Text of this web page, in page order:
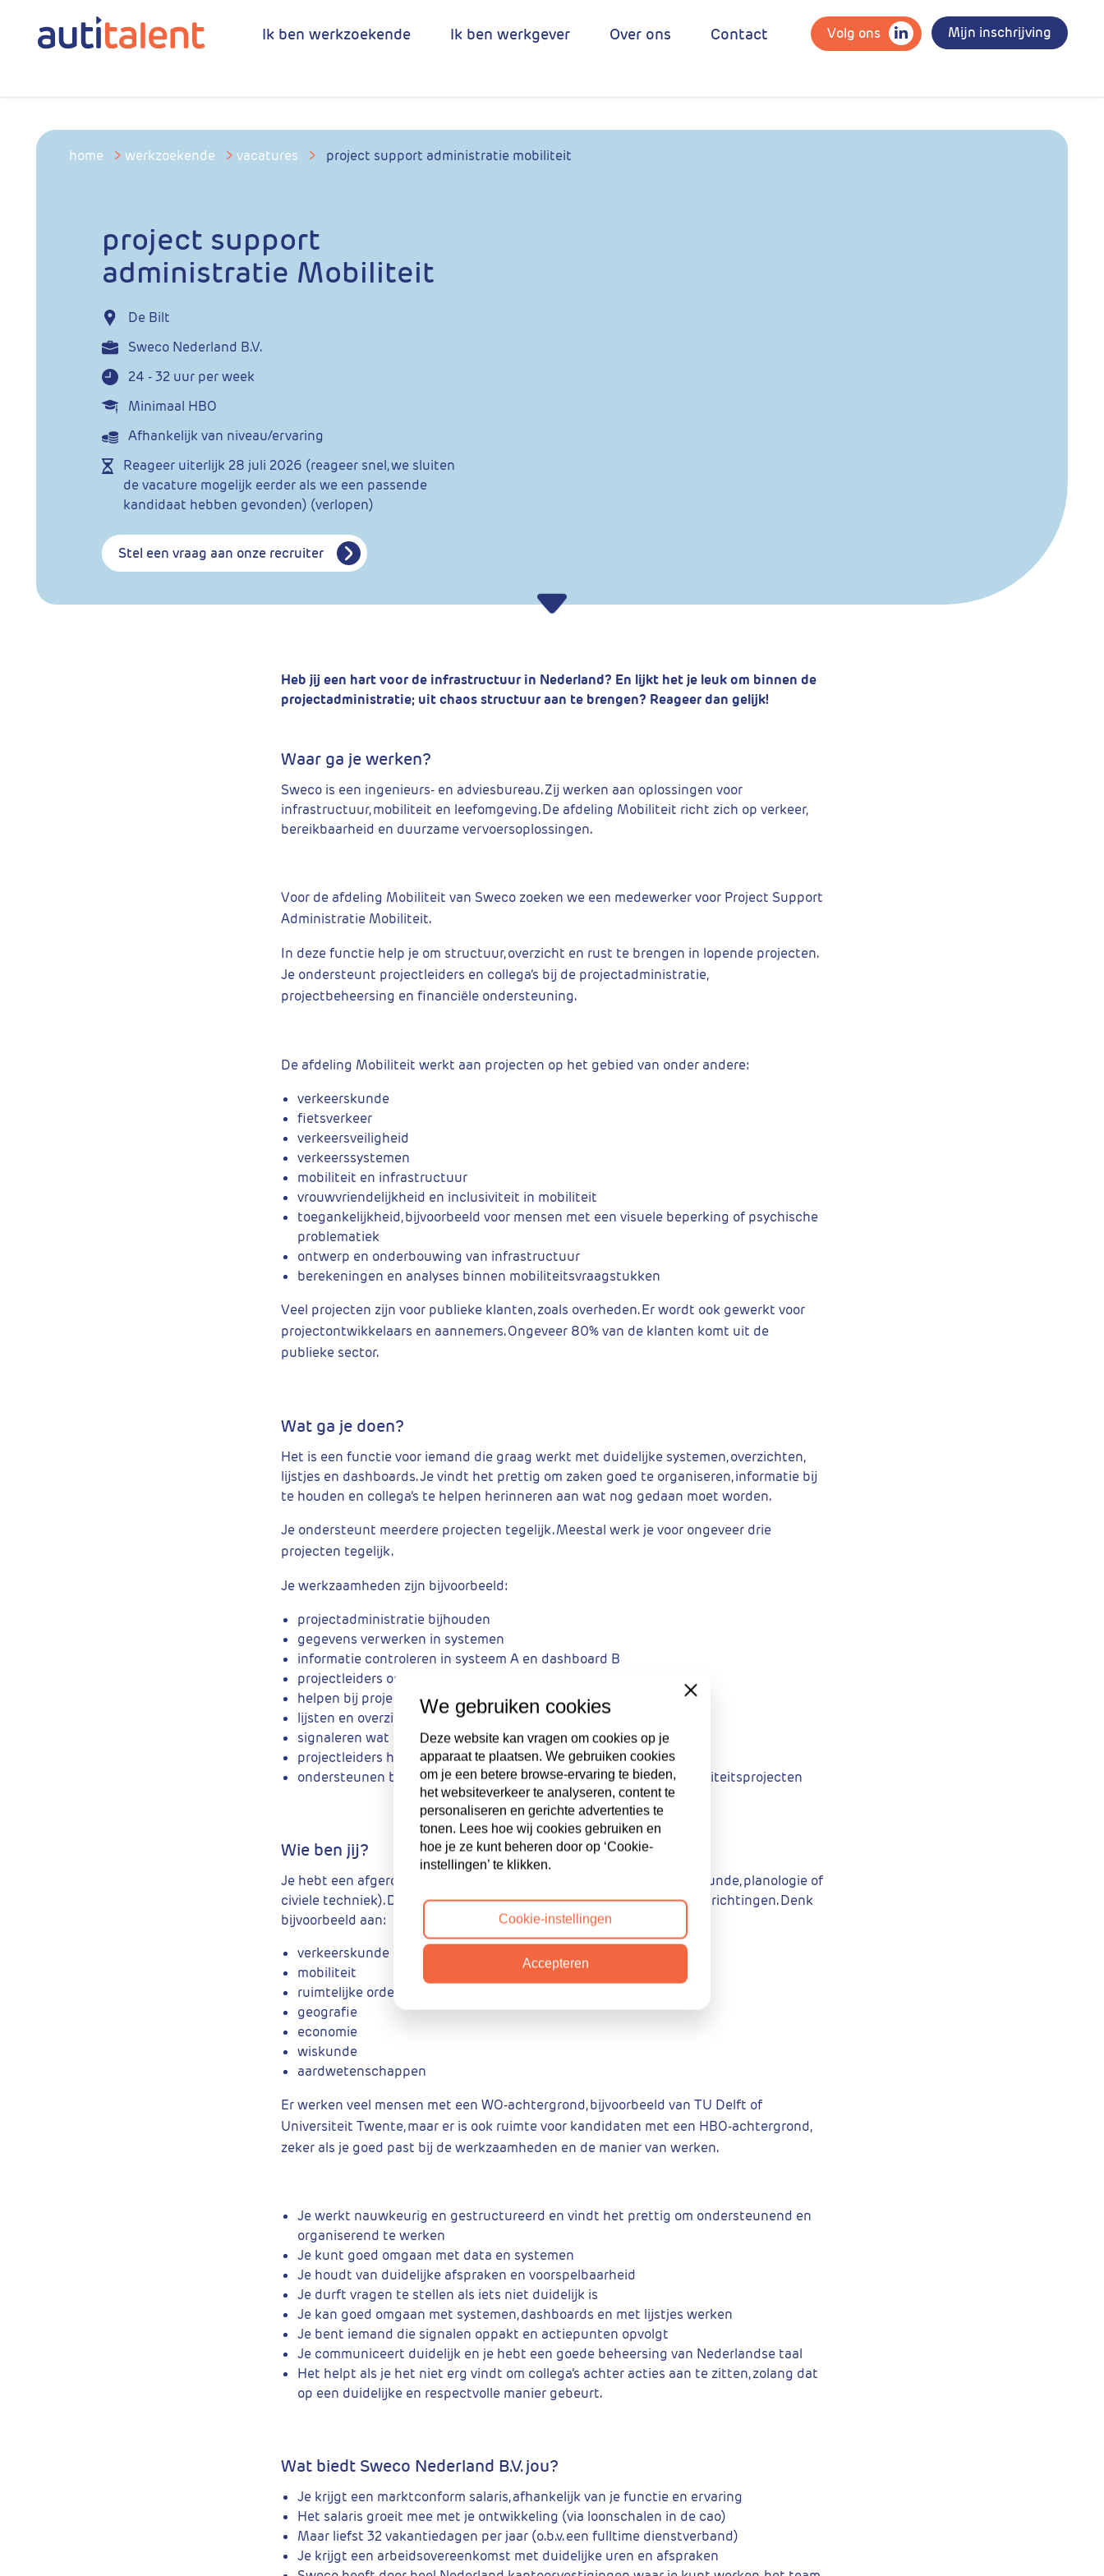
Ik ben werkzoekende Ik ben werkgever Over ons Contact Volg ons Mijn inschrijving
home > werkzoekende > vacatures > project support administratie mobiliteit
project support
administratie Mobiliteit
De Bilt
Sweco Nederland B.V.
24 - 32 uur per week
Minimaal HBO
Afhankelijk van niveau/ervaring
Reageer uiterlijk 28 juli 2026 (reageer snel, we sluiten
de vacature mogelijk eerder als we een passende
kandidaat hebben gevonden) (verlopen)
Stel een vraag aan onze recruiter
Heb jij een hart voor de infrastructuur in Nederland? En lijkt het je leuk om binnen de
projectadministratie; uit chaos structuur aan te brengen? Reageer dan gelijk!
Waar ga je werken?
Sweco is een ingenieurs- en adviesbureau. Zij werken aan oplossingen voor
infrastructuur, mobiliteit en leefomgeving. De afdeling Mobiliteit richt zich op verkeer,
bereikbaarheid en duurzame vervoersoplossingen.
Voor de afdeling Mobiliteit van Sweco zoeken we een medewerker voor Project Support
Administratie Mobiliteit.
In deze functie help je om structuur, overzicht en rust te brengen in lopende projecten.
Je ondersteunt projectleiders en collega’s bij de projectadministratie,
projectbeheersing en financiële ondersteuning.
De afdeling Mobiliteit werkt aan projecten op het gebied van onder andere:
verkeerskunde
fietsverkeer
verkeersveiligheid
verkeerssystemen
mobiliteit en infrastructuur
vrouwvriendelijkheid en inclusiviteit in mobiliteit
toegankelijkheid, bijvoorbeeld voor mensen met een visuele beperking of psychische
problematiek
ontwerp en onderbouwing van infrastructuur
berekeningen en analyses binnen mobiliteitsvraagstukken
Veel projecten zijn voor publieke klanten, zoals overheden. Er wordt ook gewerkt voor
projectontwikkelaars en aannemers. Ongeveer 80% van de klanten komt uit de
publieke sector.
Wat ga je doen?
Het is een functie voor iemand die graag werkt met duidelijke systemen, overzichten,
lijstjes en dashboards. Je vindt het prettig om zaken goed te organiseren, informatie bij
te houden en collega’s te helpen herinneren aan wat nog gedaan moet worden.
Je ondersteunt meerdere projecten tegelijk. Meestal werk je voor ongeveer drie
projecten tegelijk.
Je werkzaamheden zijn bijvoorbeeld:
projectadministratie bijhouden
gegevens verwerken in systemen
informatie controleren in systeem A en dashboard B
projectleiders ondersteunen bij financiële voortgang
helpen bij projectbeheersing
lijsten en overzichten maken en bijhouden
signaleren wat nog openstaat of ontbreekt
projectleiders herinneren aan acties of deadlines
ondersteunen bij administratieve en financiële taken binnen mobiliteitsprojecten
Wie ben jij?
Je hebt een afgeronde opleiding (bijvoorbeeld in mobiliteit, verkeerskunde, planologie of
civiele techniek). De afdeling staat open voor verschillende opleidingsrichtingen. Denk
bijvoorbeeld aan:
verkeerskunde
mobiliteit
ruimtelijke ordening
geografie
economie
wiskunde
aardwetenschappen
Er werken veel mensen met een WO-achtergrond, bijvoorbeeld van TU Delft of
Universiteit Twente, maar er is ook ruimte voor kandidaten met een HBO-achtergrond,
zeker als je goed past bij de werkzaamheden en de manier van werken.
Je werkt nauwkeurig en gestructureerd en vindt het prettig om ondersteunend en
organiserend te werken
Je kunt goed omgaan met data en systemen
Je houdt van duidelijke afspraken en voorspelbaarheid
Je durft vragen te stellen als iets niet duidelijk is
Je kan goed omgaan met systemen, dashboards en met lijstjes werken
Je bent iemand die signalen oppakt en actiepunten opvolgt
Je communiceert duidelijk en je hebt een goede beheersing van Nederlandse taal
Het helpt als je het niet erg vindt om collega’s achter acties aan te zitten, zolang dat
op een duidelijke en respectvolle manier gebeurt.
Wat biedt Sweco Nederland B.V. jou?
Je krijgt een marktconform salaris, afhankelijk van je functie en ervaring
Het salaris groeit mee met je ontwikkeling (via loonschalen in de cao)
Maar liefst 32 vakantiedagen per jaar (o.b.v. een fulltime dienstverband)
Je krijgt een arbeidsovereenkomst met duidelijke uren en afspraken
We gebruiken cookies
Deze website kan vragen om cookies op je
apparaat te plaatsen. We gebruiken cookies
om je een betere browse-ervaring te bieden,
het websiteverkeer te analyseren, content te
personaliseren en gerichte advertenties te
tonen. Lees hoe wij cookies gebruiken en
hoe je ze kunt beheren door op ‘Cookie-
instellingen’ te klikken.
Close
Cookie-instellingen
Accepteren